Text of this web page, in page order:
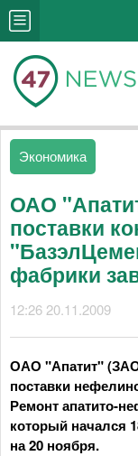
Экономика
ОАО
поставки
фабрики
12:26 20.11.2009
ОАО "Апатит"
поставки
Ремонт апатито-
который начался
на 20 ноября.